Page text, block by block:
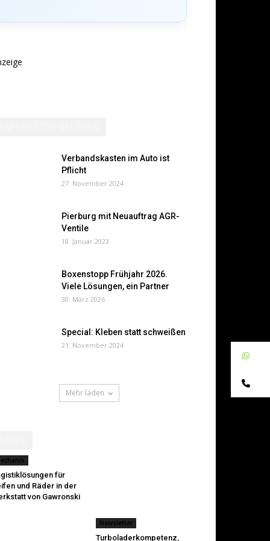
Verbandskasten im Auto ist
Pflicht
27. November 2024
Pierburg mit Neuauftrag AGR-
Ventile
18. Januar 2023
Boxenstopp Frühjahr 2026.
Viele Lösungen, ein Partner
30. März 2026
Special: Kleben statt schweißen
21. November 2024
Mehr laden
für
und Räder in der
von Gawronski
Newsletter
Turboladerkompetenz,